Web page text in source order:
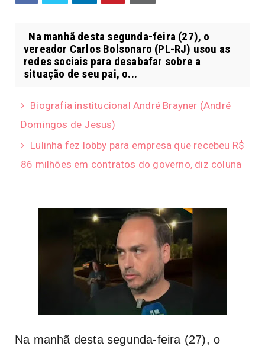
Na manhã desta segunda-feira (27), o
vereador Carlos Bolsonaro (PL-RJ) usou as
redes sociais para desabafar sobre a
situação de seu pai, o...
Biografia institucional André Brayner (André
Domingos de Jesus)
Lulinha fez lobby para empresa que recebeu R$
86 milhões em contratos do governo, diz coluna
Na manhã desta segunda-feira (27), o